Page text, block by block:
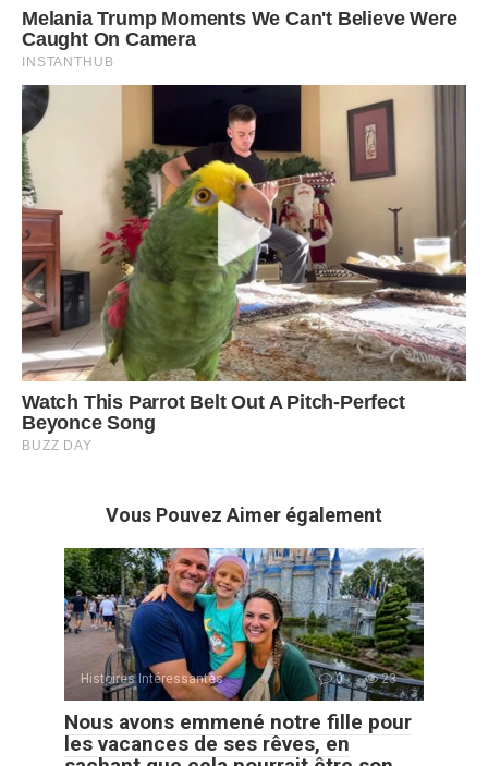
Vous Pouvez Aimer également
Histoires Intéressantes 0 23
Nous avons emmené notre fille pour
les vacances de ses rêves, en